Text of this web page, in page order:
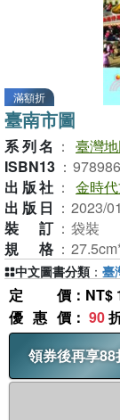
滿額折
臺南市圖
系列名 ： 臺灣
ISBN13 ：
出版社 ： 金時
出版日 ： 2023/
裝訂 ： 袋裝
規格 ：
定價 ：NT$
優惠價 ： 90
領券後再享88
中文圖書分類 ： 臺